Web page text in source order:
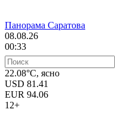
Панорама Саратова
08.08.26
00:33
22.08°C, ясно
USD 81.41
EUR 94.06
12+